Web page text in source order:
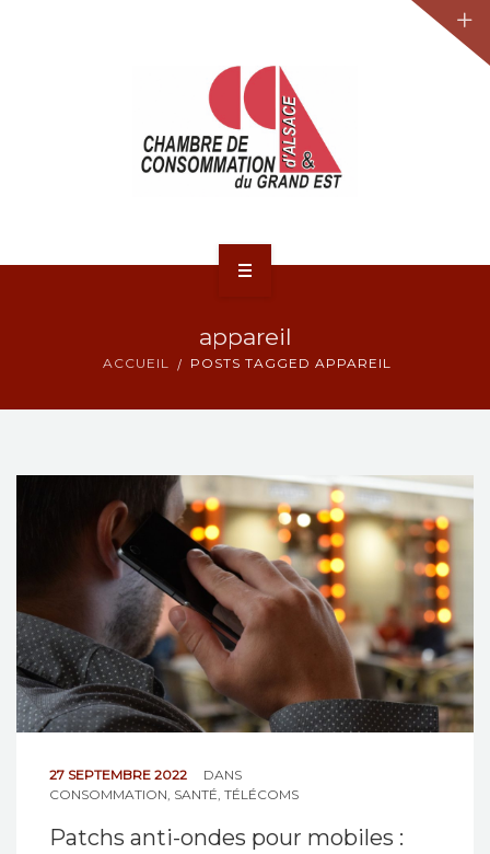
NOS ACTIONS
CONTACT
appareil
ACCUEIL POSTS TAGGED APPAREIL
27 SEPTEMBRE 2022
DANS
CONSOMMATION SANTÉ TÉLÉCOMS
Patchs anti-ondes pour mobiles :